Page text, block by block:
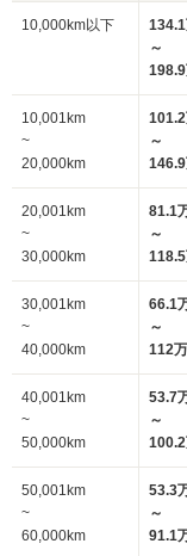
10,000km以下
134.1
～
198.9
10,001km
~
20,000km
101.2
～
146.9
20,001km
~
30,000km
81.1
～
118.5
30,001km
~
40,000km
66.1
～
112
40,001km
~
50,000km
53.7
～
100.2
50,001km
~
60,000km
53.3
～
91.1